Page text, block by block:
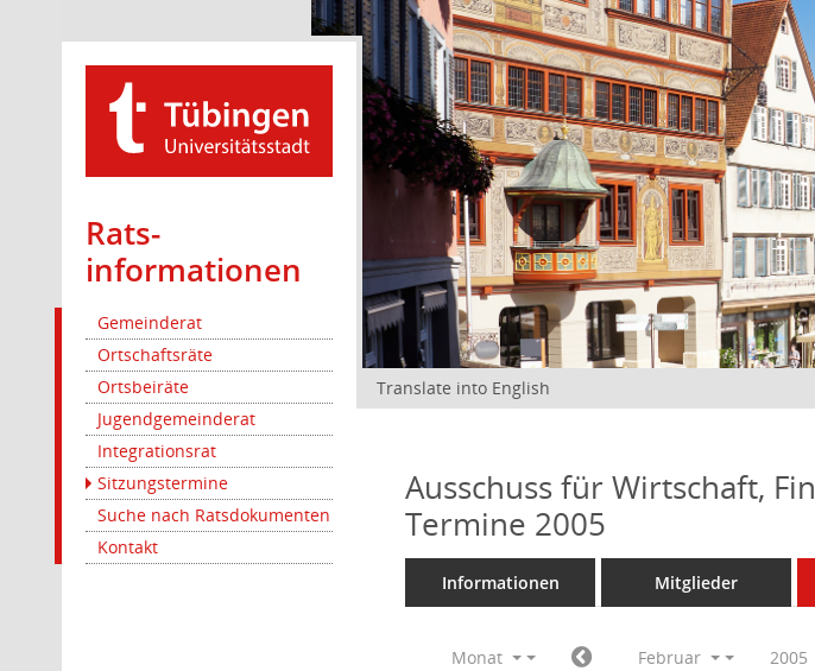
Rats­
informationen
Gemeinderat
Ortschaftsräte
Ortsbeiräte
Jugendgemeinderat
Integrationsrat
Sitzungstermine
Suche nach Ratsdokumenten
Kontakt
Translate into English
Ausschuss für Wirtschaft,
Termine 2005
Informationen Mitglieder
Monat Februar 2005